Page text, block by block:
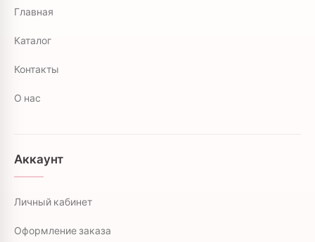
Главная
Каталог
Контакты
О нас
Аккаунт
Личный кабинет
Оформление заказа